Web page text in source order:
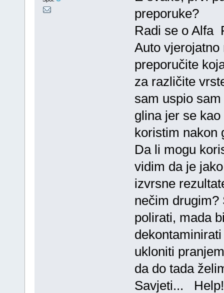
preporuke?
Radi se o Alfa
Auto
preporučite
za različite
sam uspio
glina jer se
koristim nakon
Da li mogu
vidim da je
izvrsne
nečim
polirati, mada
ukloniti
da do tada
Savjeti... Help!